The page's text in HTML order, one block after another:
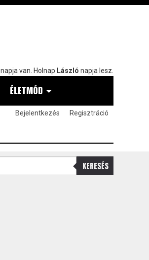
napja van. Holnap László napja lesz.
ÉLETMÓD
Bejelentkezés Regisztráció
KERESÉS